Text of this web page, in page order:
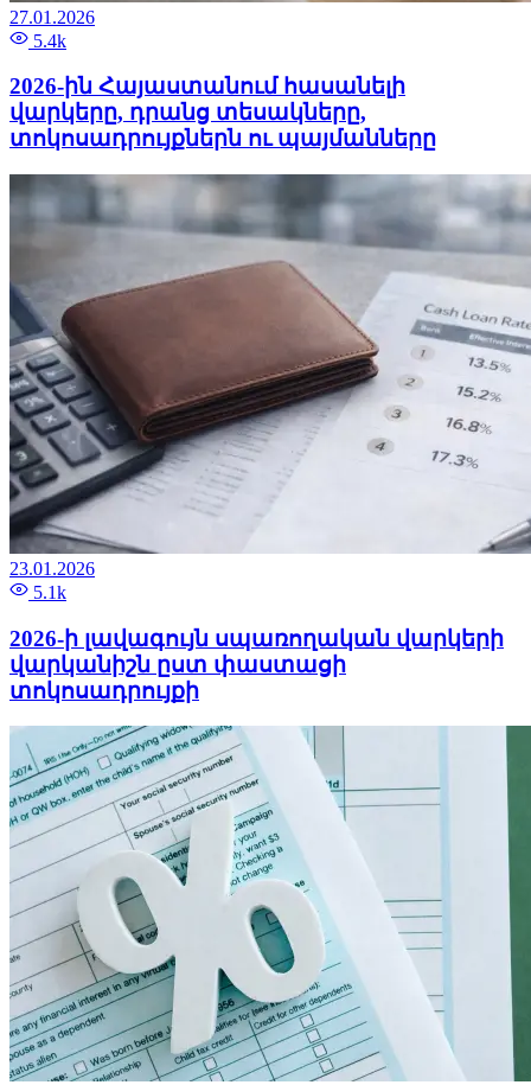
27.01.2026
5.4k
2026-ին Հայաստանում հասանելի
վարկերը, դրանց տեսակները,
տոկոսադրույքներն ու պայմանները
23.01.2026
5.1k
2026-ի լավագույն սպառողական վարկերի
վարկանիշն ըստ փաստացի
տոկոսադրույքի